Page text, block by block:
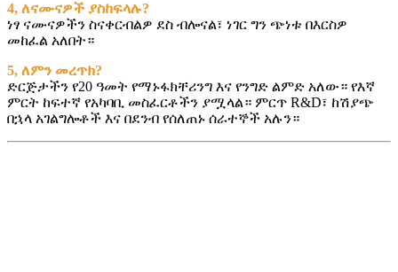
4, ለናሙናዎች ያስከፍላሉ?
ነፃ ናሙናዎችን ስናቀርብልዎ ደስ ብሎናል፣ ነገር ግን ጭነቱ በእርስዎ
መከፈል አለበት።
5, ለምን መረጥክ?
ድርጅታችን የ20 ዓመት የማኑፋክቸሪንግ እና የንግድ ልምድ አለው። የእኛ
ምርት ከፍተኛ የአካባቢ መስፈርቶችን ያሟላል። ምርጥ R&D፣ ከሽያጭ
በኋላ አገልግሎቶች እና በደንብ የሰለጠኑ ሰራተኞች አሉን።